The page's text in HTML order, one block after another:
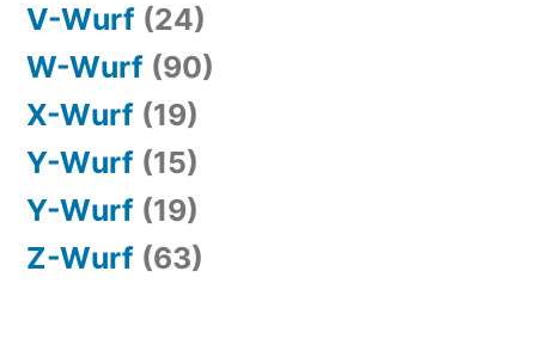
V-Wurf (24)
W-Wurf (90)
X-Wurf (19)
Y-Wurf (15)
Y-Wurf (19)
Z-Wurf (63)